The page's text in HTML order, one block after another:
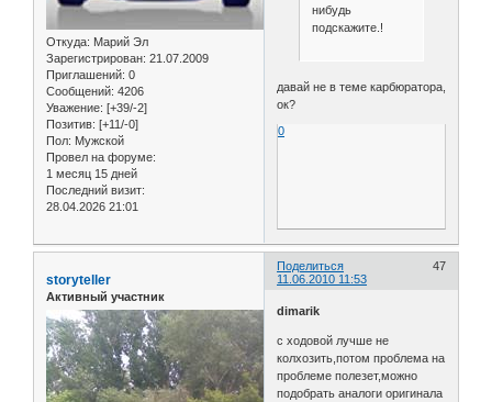
Откуда: Марий Эл
Зарегистрирован: 21.07.2009
Приглашений: 0
Сообщений: 4206
Уважение: [+39/-2]
Позитив: [+11/-0]
Пол: Мужской
Провел на форуме:
1 месяц 15 дней
Последний визит:
28.04.2026 21:01
нибудь
подскажите.!
давай не в теме карбюратора,
ок?
0
Поделиться
47
11.06.2010 11:53
storyteller
Активный участник
dimarik
с ходовой лучше не
колхозить,потом проблема на
проблеме полезет,можно
подобрать аналоги оригинала